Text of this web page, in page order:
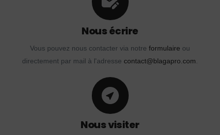
Nous écrire
Vous pouvez nous contacter via notre formulaire ou
directement par mail à l'adresse contact@blagapro.com.
Nous visiter